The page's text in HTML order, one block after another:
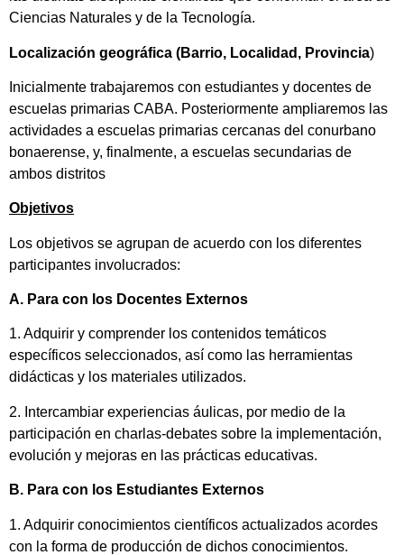
Ciencias Naturales y de la Tecnología.
Localización geográfica (Barrio, Localidad, Provincia)
Inicialmente trabajaremos con estudiantes y docentes de
escuelas primarias CABA. Posteriormente ampliaremos las
actividades a escuelas primarias cercanas del conurbano
bonaerense, y, finalmente, a escuelas secundarias de
ambos distritos
Objetivos
Los objetivos se agrupan de acuerdo con los diferentes
participantes involucrados:
A. Para con los Docentes Externos
1. Adquirir y comprender los contenidos temáticos
específicos seleccionados, así como las herramientas
didácticas y los materiales utilizados.
2. Intercambiar experiencias áulicas, por medio de la
participación en charlas-debates sobre la implementación,
evolución y mejoras en las prácticas educativas.
B. Para con los Estudiantes Externos
1. Adquirir conocimientos científicos actualizados acordes
con la forma de producción de dichos conocimientos.